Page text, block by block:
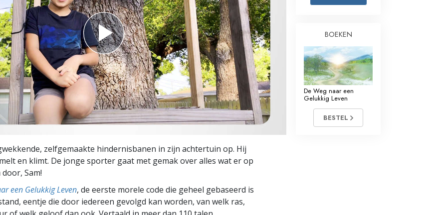
Oplossingen voor het Drugsprobleem
Kinderen
Hulpmiddelen bij het Dagelijks Werk
Ethiek en de Condities
De Oorzaak van Onderdrukking
Feitenonderzoek
De Grondbeginselen van Organiseren
zelfgemaakte hindernisbanen in zijn achtertuin op. Hij
en klimt. De jonge sporter gaat met gemak over alles wat er op
Sam!
een Gelukkig Leven, de eerste morele code die geheel gebaseerd is
eentje die door iedereen gevolgd kan worden, van welk ras,
BOEKEN
De Weg naar een
Gelukkig Leven
BESTEL